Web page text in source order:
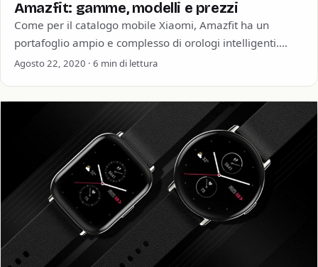
Amazfit: gamme, modelli e prezzi
Come per il catalogo mobile Xiaomi, Amazfit ha un
portafoglio ampio e complesso di orologi intelligenti.
L’azienda ha una cadenza frequente di…
Agosto 22, 2020 · 6 min di lettura